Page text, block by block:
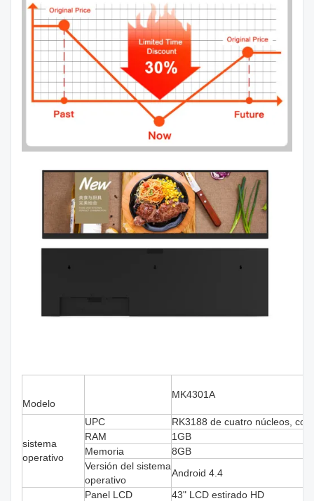
Modelo
MK4301A
sistema
operativo
UPC
RK3188 de cuatro núcleos,
RAM
1GB
Memoria
8GB
Versión del sistema
operativo
Android 4.4
Panel LCD
43" LCD estirado HD